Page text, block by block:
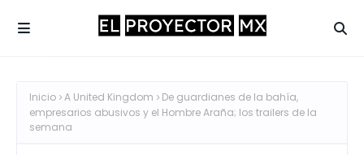
Inicio A United Kingdom
De guardianes de la bahía,
empresarios abusivos y el Hombre Araña; los trailers de la
semana